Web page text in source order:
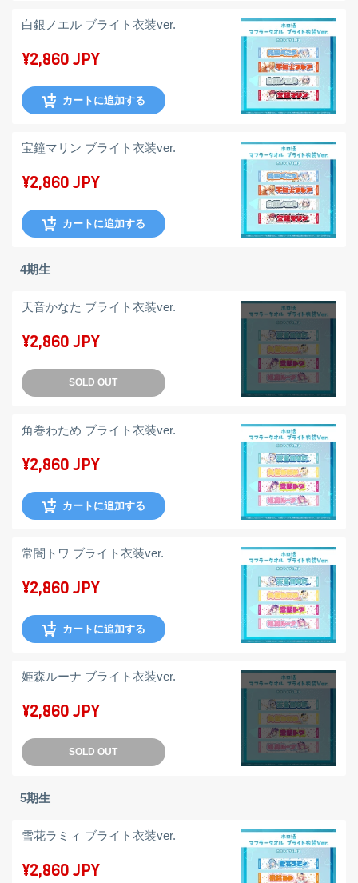
白銀ノエル ブライト衣装ver.
¥2,860 JPY
カートに追加する
宝鐘マリン ブライト衣装ver.
¥2,860 JPY
カートに追加する
4期生
天音かなた ブライト衣装ver.
¥2,860 JPY
SOLD OUT
角巻わため ブライト衣装ver.
¥2,860 JPY
カートに追加する
常闇トワ ブライト衣装ver.
¥2,860 JPY
カートに追加する
姫森ルーナ ブライト衣装ver.
¥2,860 JPY
SOLD OUT
5期生
雪花ラミィ ブライト衣装ver.
¥2,860 JPY